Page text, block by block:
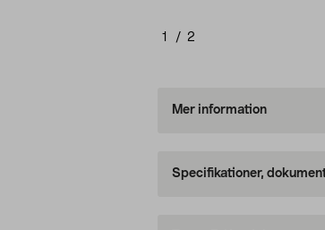
1 / 2
Mer information
Specifikationer,